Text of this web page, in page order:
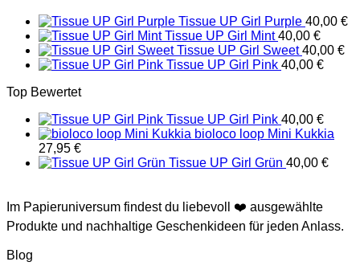
Tissue UP Girl Purple 40,00 €
Tissue UP Girl Mint 40,00 €
Tissue UP Girl Sweet 40,00 €
Tissue UP Girl Pink 40,00 €
Top Bewertet
Tissue UP Girl Pink 40,00 €
bioloco loop Mini Kukkia
27,95 €
Tissue UP Girl Grün 40,00 €
Im Papieruniversum findest du liebevoll ❤️ ausgewählte
Produkte und nachhaltige Geschenkideen für jeden Anlass.
Blog